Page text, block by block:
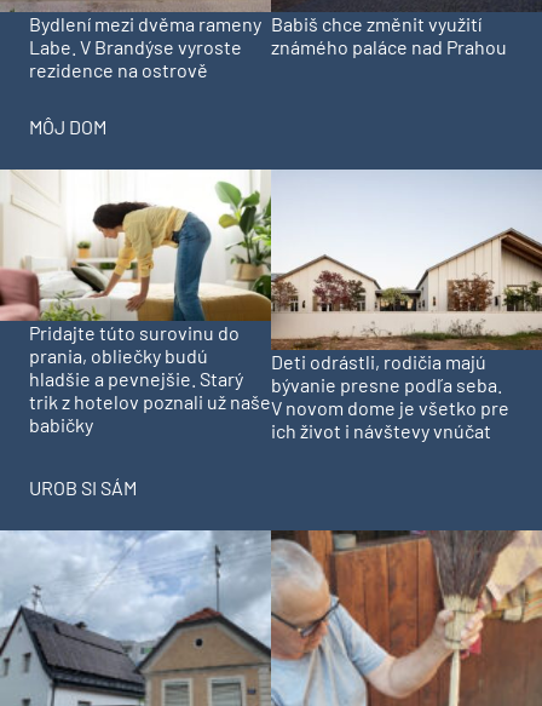
Bydlení mezi dvěma rameny
Labe. V Brandýse vyroste
rezidence na ostrově
Babiš chce změnit využití
známého paláce nad Prahou
MÔJ DOM
Pridajte túto surovinu do
prania, obliečky budú
hladšie a pevnejšie. Starý
trik z hotelov poznali už naše
babičky
Deti odrástli, rodičia majú
bývanie presne podľa seba.
V novom dome je všetko pre
ich život i návštevy vnúčat
UROB SI SÁM